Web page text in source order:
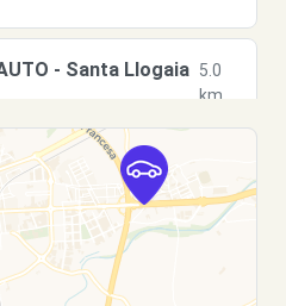
- Santa Llogaia 5.0
km
17771